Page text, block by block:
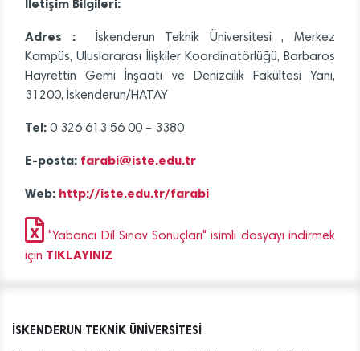
İletişim Bilgileri:
Adres :
İskenderun Teknik Üniversitesi , Merkez
Kampüs, Uluslararası İlişkiler Koordinatörlüğü, Barbaros
Hayrettin Gemi İnşaatı ve Denizcilik Fakültesi Yanı,
31200, İskenderun/HATAY
Tel: 0 326 613 56 00 – 3380
E-posta: farabi@iste.edu.tr
Web: http://iste.edu.tr/farabi
"Yabancı Dil Sınav Sonuçları" isimli dosyayı indirmek
için TIKLAYINIZ
İSKENDERUN TEKNİK ÜNİVERSİTESİ